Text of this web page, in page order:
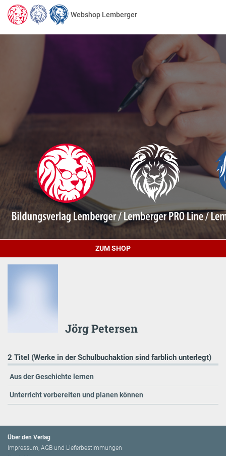
Webshop Lemberger
ZUM SHOP
Jörg Petersen
2 Titel (Werke in der Schulbuchaktion sind farblich unterlegt)
Aus der Geschichte lernen
Unterricht vorbereiten und planen können
Über den Verlag
Impressum, AGB und Lieferbestimmungen